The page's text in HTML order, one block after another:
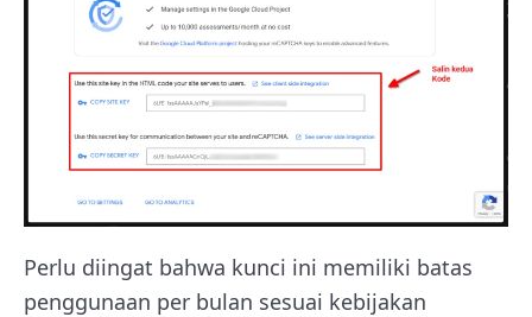
Perlu diingat bahwa kunci ini memiliki batas
penggunaan per bulan sesuai kebijakan